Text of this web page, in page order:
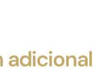
adicional